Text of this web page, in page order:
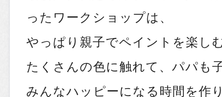
ったワークショップは、
やっぱり親子でペイントを楽し
たくさんの色に触れて、パパも
みんなハッピーになる時間を作